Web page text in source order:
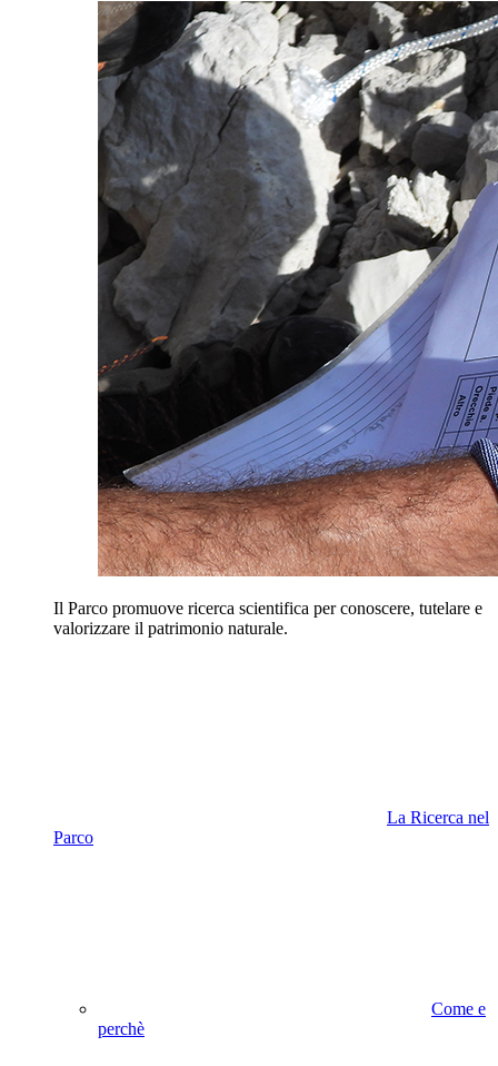
Il Parco promuove ricerca scientifica per conoscere, tutelare e
valorizzare il patrimonio naturale.
La Ricerca nel
Parco
Come e
perchè